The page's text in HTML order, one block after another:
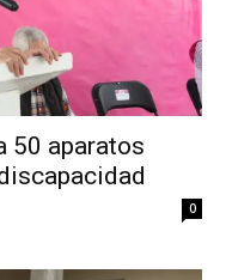
50 aparatos
0